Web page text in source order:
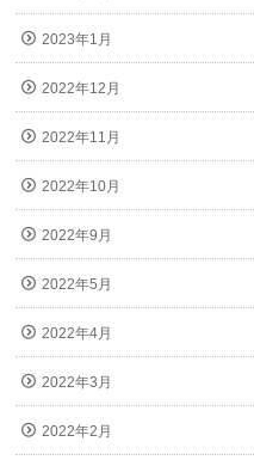
2023年1月
2022年12月
2022年11月
2022年10月
2022年9月
2022年5月
2022年4月
2022年3月
2022年2月